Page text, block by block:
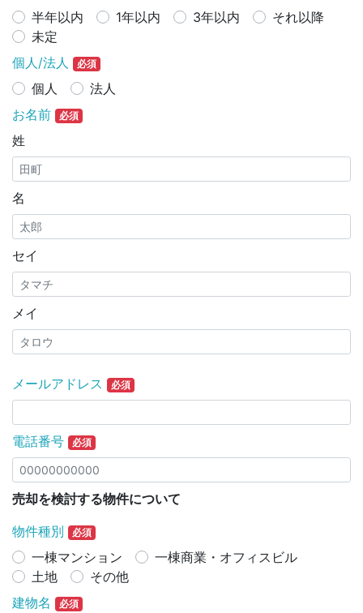
半年以内
1年以内 3年以内
それ以降
未定
個人/法人
必須
個人
法人
お名前
必須
姓
名
セイ
メイ
メールアドレス 必須
電話番号 必須
売却を検討する物件について
物件種別
必須
一棟マンション
一棟商業・オフィスビル
土地
その他
建物名
必須